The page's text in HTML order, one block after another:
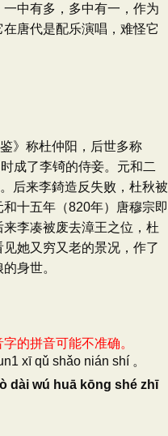
中有多，多中有一，作为
唐代是配乐演唱，难怪它
》称杜仲阳，后世多称
成了李锜的侍妾。元和二
后来李錡造反失败，杜秋被
十五年（820年）唐穆宗即
李凑被废去漳王之位，杜
她又穷又老的景况，作了
身世。
的拼音可能不准确。
xī qǔ shǎo nián shí 。
dài wú huā kōng shé zhī